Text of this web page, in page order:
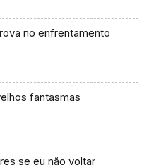
no enfrentamento
fantasmas
se eu não voltar